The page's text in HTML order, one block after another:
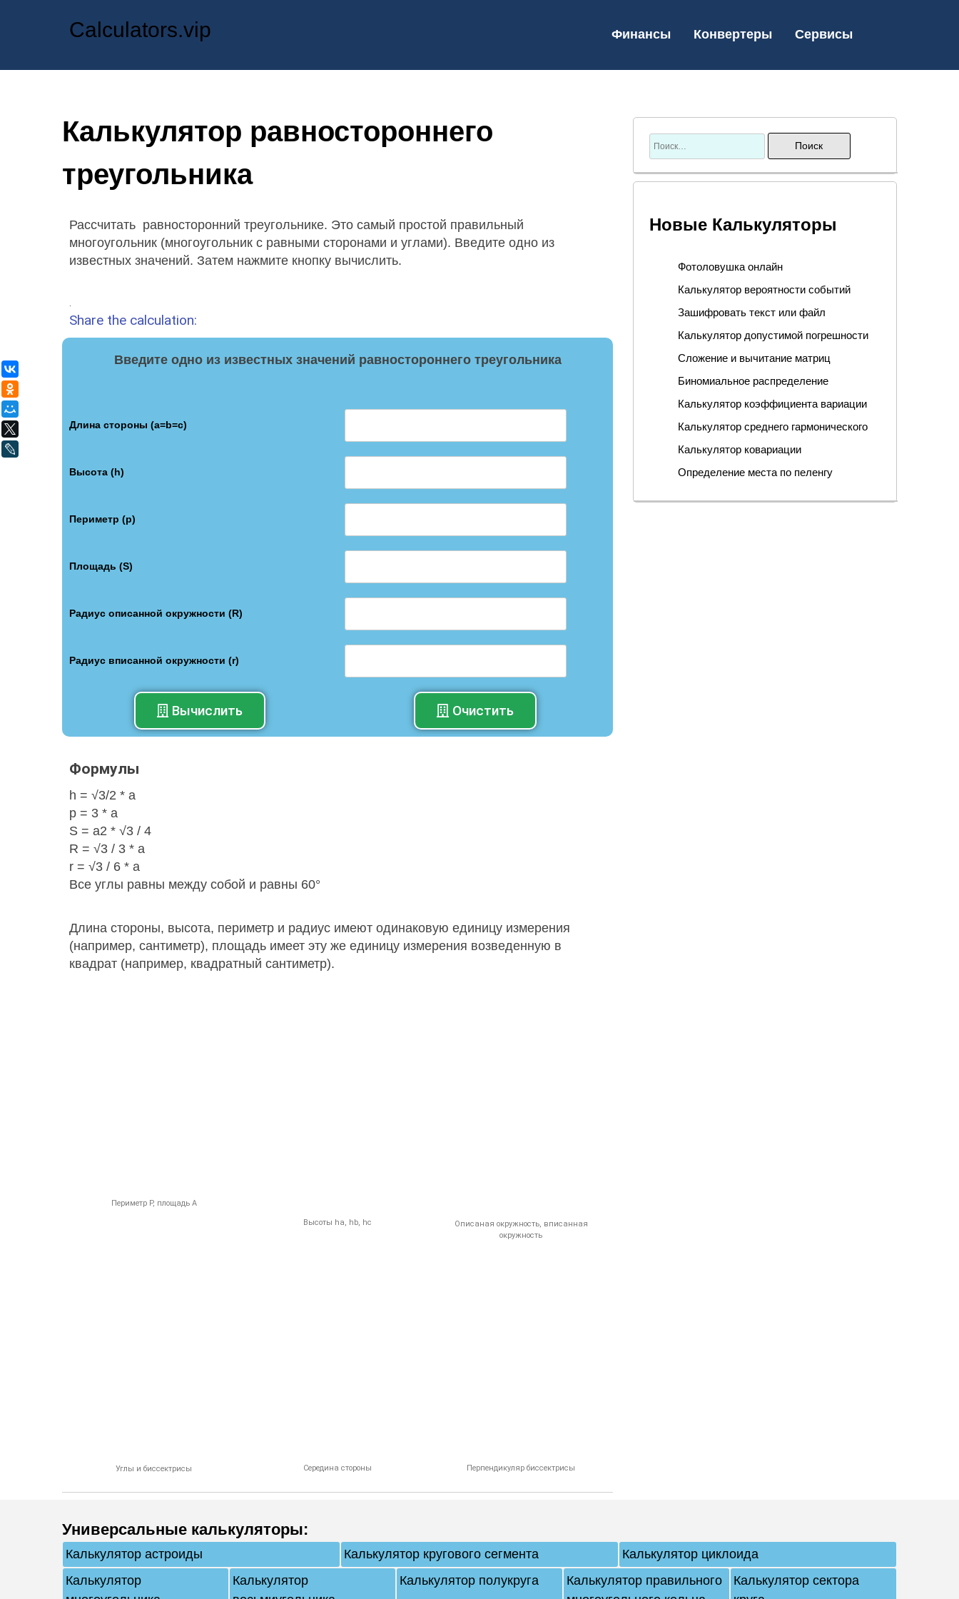
Calculators.vip Финансы Конвертеры Сервисы
Калькулятор равностороннего
треугольника
Рассчитать равносторонний треугольнике. Это самый простой правильный
многоугольник (многоугольник с равными сторонами и углами). Введите одно из
известных значений. Затем нажмите кнопку вычислить.
Share the calculation:
Введите одно из известных значений равностороннего треугольника
Длина стороны (a=b=c)
Высота (h)
Периметр (p)
Площадь (S)
Радиус описанной окружности (R)
Радиус вписанной окружности (r)
Вычислить Очистить
Формулы
h = √3/2 * a
р = 3 * а
S = a2 * √3 / 4
R = √3 / 3 * a
r = √3 / 6 * a
Все углы равны между собой и равны 60°
Длина стороны, высота, периметр и радиус имеют одинаковую единицу измерения
(например, сантиметр), площадь имеет эту же единицу измерения возведенную в
квадрат (например, квадратный сантиметр).
Периметр P, площадь A
Высоты ha, hb, hc
Описаная окружность, вписанная
окружность
Углы и биссектрисы Середина стороны Перпендикуляр биссектрисы
Новые Калькуляторы
Фотоловушка онлайн
Калькулятор вероятности событий
Зашифровать текст или файл
Калькулятор допустимой погрешности
Сложение и вычитание матриц
Биномиальное распределение
Калькулятор коэффициента вариации
Калькулятор среднего гармонического
Калькулятор ковариации
Определение места по пеленгу
Универсальные калькуляторы:
Калькулятор астроиды Калькулятор кругового сегмента
Калькулятор циклоида
Калькулятор
Калькулятор
Калькулятор полукруга
Калькулятор правильного
Калькулятор сектора